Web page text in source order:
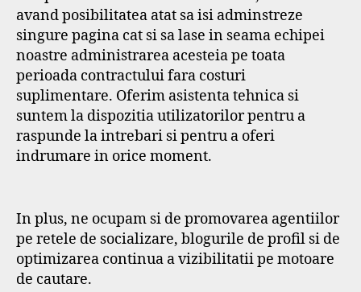
avand posibilitatea atat sa isi adminstreze
singure pagina cat si sa lase in seama echipei
noastre administrarea acesteia pe toata
perioada contractului fara costuri
suplimentare. Oferim asistenta tehnica si
suntem la dispozitia utilizatorilor pentru a
raspunde la intrebari si pentru a oferi
indrumare in orice moment.
In plus, ne ocupam si de promovarea agentiilor
pe retele de socializare, blogurile de profil si de
optimizarea continua a vizibilitatii pe motoare
de cautare.